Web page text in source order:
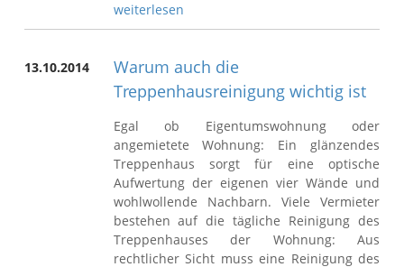
weiterlesen
13.10.2014
Warum auch die
Treppenhausreinigung wichtig ist
Egal ob Eigentumswohnung oder
angemietete Wohnung: Ein glänzendes
Treppenhaus sorgt für eine optische
Aufwertung der eigenen vier Wände und
wohlwollende Nachbarn. Viele Vermieter
bestehen auf die tägliche Reinigung des
Treppenhauses der Wohnung: Aus
rechtlicher Sicht muss eine Reinigung des